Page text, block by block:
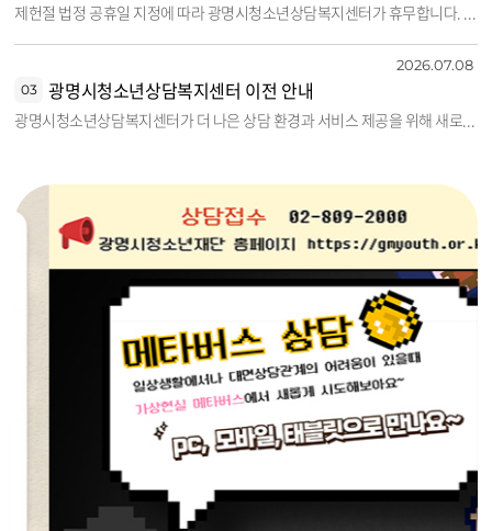
제헌절 법정 공휴일 지정에 따라 광명시청소년상담복지센터가 휴무합니다. 휴무일: 2026. 7. 17.(금) 휴무 당일에는 전화 상담, 대면 상담, 프로그램 운영 및 기타 센터 업무가 진행되지 않으니 상담 예약과 센터 이용에 착오 없으시길 바랍니다. 휴무 기간 중 접수된 문의는 정상 운영일 이후 순차적으로 안내드리겠습니다. 감사합니다.
2026.07.08
03 광명시청소년상담복지센터 이전 안내
광명시청소년상담복지센터가 더 나은 상담 환경과 서비스 제공을 위해 새로운 공간으로 이전합니다. 이전 장소 : 광명시 시청로 28번길 21 이전 날짜 : 2026년 7월 24일 금요일 방문 전 변경된 주소를 꼭 확인해 주세요. 새로운 공간에서도 청소년과 보호자분들이 안심하고 찾아올 수 있도록 따뜻한 상담과 지원을 이어가겠습니다. 광명시청소년상담복지센터에 앞으로도 많은 관심 부탁드립니다.